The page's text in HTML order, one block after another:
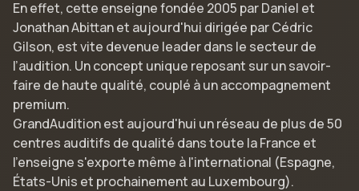
En effet, cette enseigne fondée 2005 par Daniel et
Jonathan Abittan et aujourd'hui dirigée par Cédric
Gilson, est vite devenue leader dans le secteur de
l’audition. Un concept unique reposant sur un savoir-
faire de haute qualité, couplé à un accompagnement
premium.
GrandAudition est aujourd'hui un réseau de plus de 50
centres auditifs de qualité dans toute la France et
l'enseigne s'exporte même à l'international (Espagne,
États-Unis et prochainement au Luxembourg).